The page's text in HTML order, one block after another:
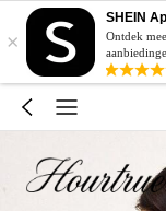
×
SHEIN
Ontdek